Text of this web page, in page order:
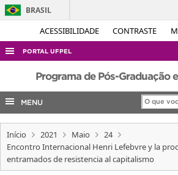
ACESSIBILIDADE CONTRASTE
BRASIL
PORTAL UFPEL
ACESSO À INFORMAÇÃO
AUDITORIA
COBALTO
CONCURSOS
EDITAIS
Programa de Pós-Graduação
MENU
Início 2021 Maio
24
Encontro Internacional Henri Lefebvre y la
entramados de resistencia al capitalismo